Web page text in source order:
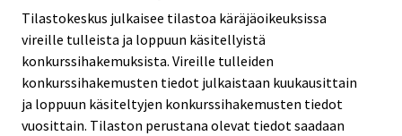
Tilastokeskus julkaisee tilastoa käräjäoikeuksissa
vireille tulleista ja loppuun käsitellyistä
konkurssihakemuksista. Vireille tulleiden
konkurssihakemusten tiedot julkaistaan kuukausittain
ja loppuun käsiteltyjen konkurssihakemusten tiedot
vuosittain. Tilaston perustana olevat tiedot saadaan